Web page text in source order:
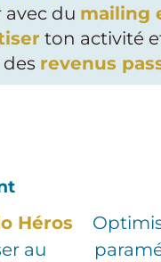
avec du mailing
ton activité
revenus
Héros
au